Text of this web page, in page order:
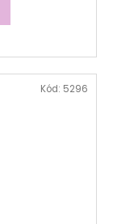
Kód: 5296